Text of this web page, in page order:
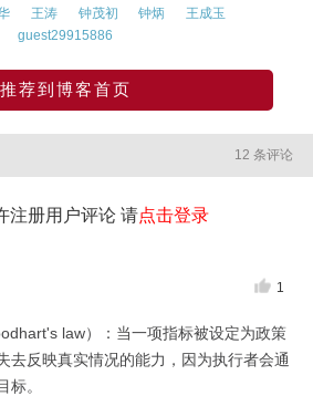
王涛 钟茂初 钟炳
王成玉
guest29915886
推荐到博客首页
12 条评论
注册用户评论 请点击登录
1
law）：当一项指标被设定为政策
去反映真实情况的能力，因为执行者会通
标。